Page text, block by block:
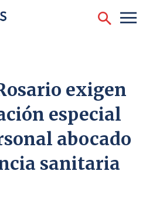
exigen
especial
abocado
sanitaria